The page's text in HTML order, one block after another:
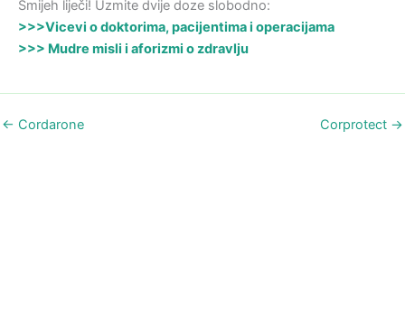
Smijeh liječi! Uzmite dvije doze slobodno:
>>>Vicevi o doktorima, pacijentima i operacijama
>>> Mudre misli i aforizmi o zdravlju
← Cordarone Corprotect →